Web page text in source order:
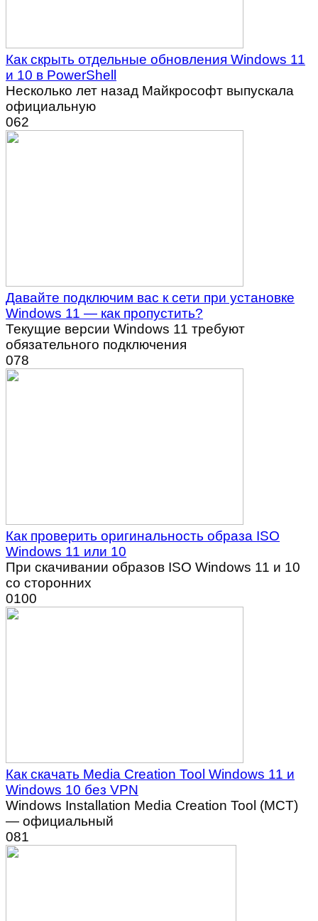
Как скрыть отдельные обновления Windows 11
и 10 в PowerShell
Несколько лет назад Майкрософт выпускала
официальную
062
Давайте подключим вас к сети при установке
Windows 11 — как пропустить?
Текущие версии Windows 11 требуют
обязательного подключения
078
Как проверить оригинальность образа ISO
Windows 11 или 10
При скачивании образов ISO Windows 11 и 10
со сторонних
0100
Как скачать Media Creation Tool Windows 11 и
Windows 10 без VPN
Windows Installation Media Creation Tool (MCT)
— официальный
081